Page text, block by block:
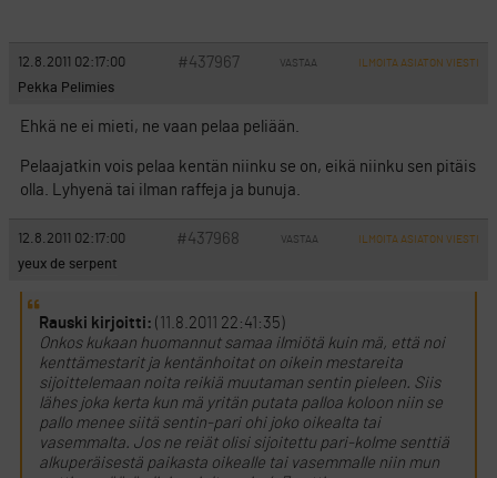
12.8.2011 02:17:00 #437967 VASTAA ILMOITA ASIATON VIESTI
Pekka Pelimies
Ehkä ne ei mieti, ne vaan pelaa peliään.
Pelaajatkin vois pelaa kentän niinku se on, eikä niinku sen pitäis
olla. Lyhyenä tai ilman raffeja ja bunuja.
12.8.2011 02:17:00 #437968 VASTAA ILMOITA ASIATON VIESTI
yeux de serpent
Rauski kirjoitti: (11.8.2011 22:41:35)
Onkos kukaan huomannut samaa ilmiötä kuin mä, että noi
kenttämestarit ja kentänhoitat on oikein mestareita
sijoittelemaan noita reikiä muutaman sentin pieleen. Siis
lähes joka kerta kun mä yritän putata palloa koloon niin se
pallo menee siitä sentin-pari ohi joko oikealta tai
vasemmalta. Jos ne reiät olisi sijoitettu pari-kolme senttiä
alkuperäisestä paikasta oikealle tai vasemmalle niin mun